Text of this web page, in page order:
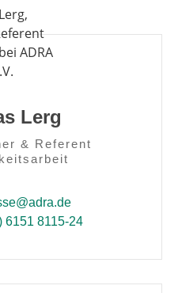
Lerg
& Referent
6151 8115-24